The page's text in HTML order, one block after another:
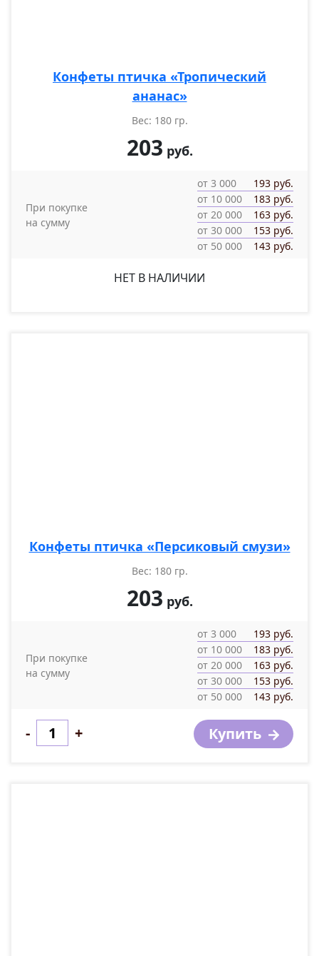
Конфеты птичка «Тропический
ананас»
Вес: 180 гр.
203 руб.
При покупке
на сумму
от 3 000
193 руб.
от 10 000
183 руб.
от 20 000
163 руб.
от 30 000
153 руб.
от 50 000
143 руб.
НЕТ В НАЛИЧИИ
Конфеты птичка «Персиковый смузи»
Вес: 180 гр.
203 руб.
При покупке
на сумму
от 3 000
193 руб.
от 10 000
183 руб.
от 20 000
163 руб.
от 30 000
153 руб.
от 50 000
143 руб.
- + Купить